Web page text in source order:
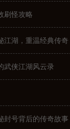
刷怪攻略
江湖，重温经典传奇
武侠江湖风云录
封号背后的传奇故事